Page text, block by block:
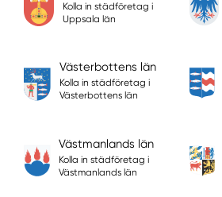
Kolla in städföretag i
Uppsala län
Västerbottens län
Kolla in städföretag i
Västerbottens län
Västmanlands län
Kolla in städföretag i
Västmanlands län